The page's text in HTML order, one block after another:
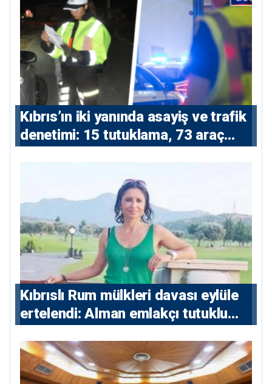
Kıbrıs’ın iki yanında asayiş ve trafik
denetimi: 15 tutuklama, 73 araç
Kıbrıslı Rum mülkleri davası eylüle
ertelendi: Alman emlakçı tutuklu